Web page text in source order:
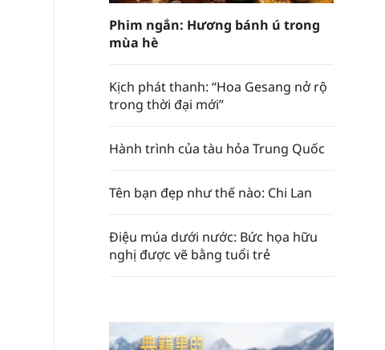
Phim ngắn: Hương bánh ú trong
mùa hè
Kịch phát thanh: “Hoa Gesang nở rộ
trong thời đại mới”
Hành trình của tàu hỏa Trung Quốc
Tên bạn đẹp như thế nào: Chi Lan
Điệu múa dưới nước: Bức họa hữu
nghị được vẽ bằng tuổi trẻ